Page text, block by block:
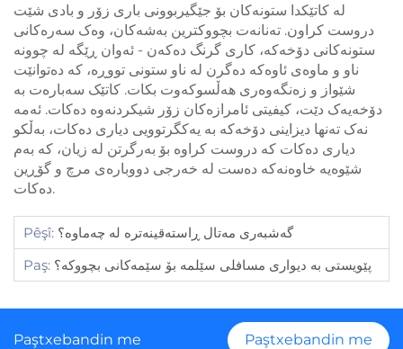
لە کاتێکدا ستونەکان بۆ جێگیربوونی باری زۆر و بادی شێت
دروست کراون. تەنانەت بچووکترین بەشەکان، وەک سەرەکانی
ستونەکانی دۆخەکە، کاری گرنگ دەکەن - ئەوان ڕێگە لە چوونە
ناو و ماوەی ئاوەکە دەگرن لە ناو ستونی تووڕە، کە دەتوانێت
شێواز و زەنگەوەری هەڵسوکەوت بکات. کاتێک سەبارەت بە
دۆخەیەک دێت، کیفیتی ئامرازەکان زۆر شیکردنەوە دەکات. ئەمە
نەک تەنها دیزاینی دۆخەکە بە یەکگرتوویی دیاری دەکات، بەڵکو
دیاری دەکات کە دروست کراوە بۆ بەرگرتن لە زیان، کە بەم
شێوەیە خاوەنەکە دەست لە خەرجی دووبارەی مرچ و گۆڕین
دەکات.
Pêşî: گەشبەری مەتال ڕاستەقینەترە لە چەماوە؟
Paş: پێویستی بە دیواری مسافلی سێلمە بۆ سێمەکانی بچووکە؟
Paştxebandin me Paştxebandin me